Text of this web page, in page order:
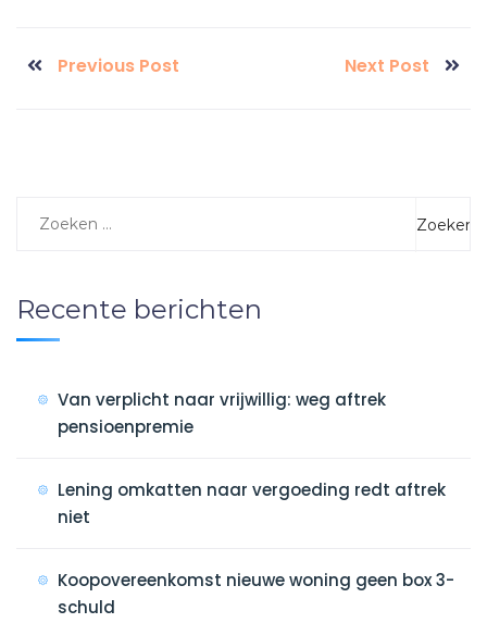
Previous Post Next Post
Recente berichten
Van verplicht naar vrijwillig: weg aftrek
pensioenpremie
Lening omkatten naar vergoeding redt aftrek
niet
Koopovereenkomst nieuwe woning geen box 3-
schuld